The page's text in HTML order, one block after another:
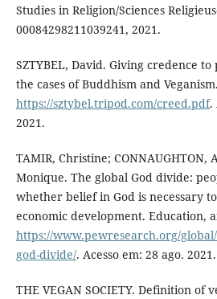
Studies in Religion/Sciences
00084298211039241, 2021.
SZTYBEL, David. Giving credence
the cases of Buddhism and
https://sztybel.tripod.com/creed.pdf.
2021.
TAMIR, Christine; CONNAUGHTON,
Monique. The global God divide:
whether belief in God is necessary
economic development. Education,
https://www.pewresearch.org/
god-divide/. Acesso em: 28 ago. 2021.
THE VEGAN SOCIETY. Definition of